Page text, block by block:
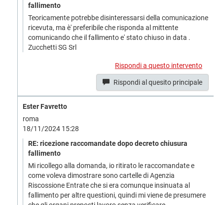
fallimento
Teoricamente potrebbe disinteressarsi della comunicazione
ricevuta, ma è' preferibile che risponda al mittente
comunicando che il fallimento e' stato chiuso in data .
Zucchetti SG Srl
Rispondi a questo intervento
Rispondi al quesito principale
Ester Favretto
roma
18/11/2024 15:28
RE: ricezione raccomandate dopo decreto chiusura
fallimento
Mi ricollego alla domanda, io ritirato le raccomandate e
come voleva dimostrare sono cartelle di Agenzia
Riscossione Entrate che si era comunque insinuata al
fallimento per altre questioni, quindi mi viene de presumere